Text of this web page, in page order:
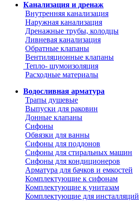
Канализация и дренаж
Внутренняя канализация
Наружная канализация
Дренажные трубы, колодцы
Ливневая канализация
Обратные клапаны
Вентиляционные клапаны
Тепло- шумоизоляция
Расходные материалы
Водосливная арматура
Трапы душевые
Выпуски для раковин
Донные клапаны
Сифоны
Обвязки для ванны
Сифоны для поддонов
Сифоны для стиральных машин
Сифоны для кондиционеров
Арматура для бачков и емкостей
Комплектующие к сифонам
Комплектующие к унитазам
Комплектующие для инсталляций